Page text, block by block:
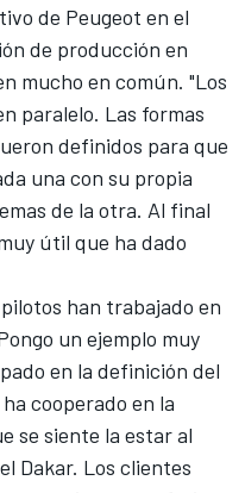
de Peugeot en el
de producción en
mucho en común. "Los
paralelo. Las formas
definidos para que
una con su propia
de la otra. Al final
útil que ha dado
han trabajado en
un ejemplo muy
en la definición del
cooperado en la
se siente la estar al
Dakar. Los clientes